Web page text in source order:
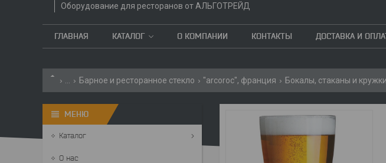
Оборудование для ресторанов от АЛЬГОТРЕЙД
ГЛАВНАЯ КАТАЛОГ О КОМПАНИИ КОНТАКТЫ ДОСТАВКА И
Барное и ресторанное стекло "arcoroc", франция Бокалы, стаканы и
Каталог
О нас